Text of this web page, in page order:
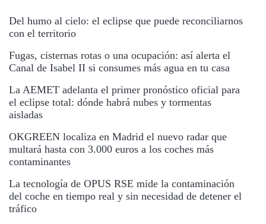
Del humo al cielo: el eclipse que puede reconciliarnos
con el territorio
Fugas, cisternas rotas o una ocupación: así alerta el
Canal de Isabel II si consumes más agua en tu casa
La AEMET adelanta el primer pronóstico oficial para
el eclipse total: dónde habrá nubes y tormentas
aisladas
OKGREEN localiza en Madrid el nuevo radar que
multará hasta con 3.000 euros a los coches más
contaminantes
La tecnología de OPUS RSE mide la contaminación
del coche en tiempo real y sin necesidad de detener el
tráfico